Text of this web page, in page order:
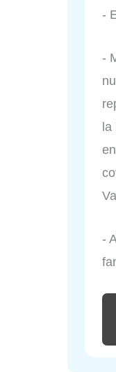
-
-
la
-